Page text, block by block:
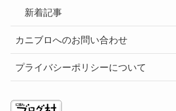
新着記事
カニブロへのお問い合わせ
プライバシーポリシーについて